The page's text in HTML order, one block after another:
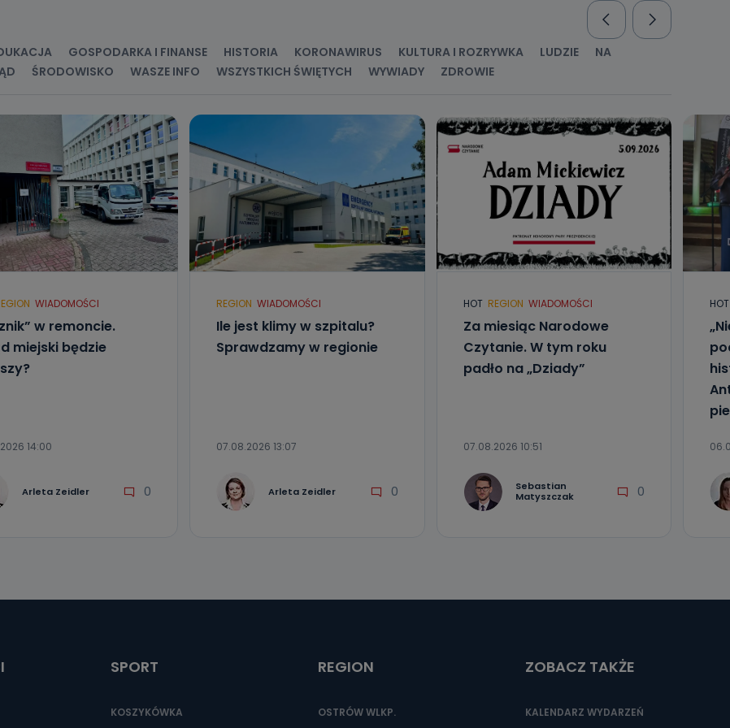
Odbiorcą Pastwa danych osobowych są pracownicy i współpracownicy
administratora w jego biznesowej działalności.
pod numerem telefonu 62 735-51-05 lub e-mailowo pod adresem:
GOSPODARKA I FINANSE HISTORIA KORONAWIRUS KULTURA I ROZRYWKA LUDZIE
NA
ŚRODOWISKO WASZE INFO WSZYSTKICH ŚWIĘTYCH WYWIADY ZDROWIE
WIADOMOŚCI
w remoncie.
miejski będzie
14:00
Arleta Zeidler 0
REGION WIADOMOŚCI
Ile jest klimy w szpitalu?
Sprawdzamy w regionie
07.08.2026 13:07
Arleta Zeidler 0
HOT REGION WIADOMOŚCI
Za miesiąc Narodowe
Czytanie. W tym roku
padło na „Dziady”
07.08.2026 10:51
Sebastian
Matyszczak
0
HOT
SPORT
KOSZYKÓWKA
REGION
OSTRÓW WLKP.
ZOBACZ TAKŻE
KALENDARZ WYDARZEŃ